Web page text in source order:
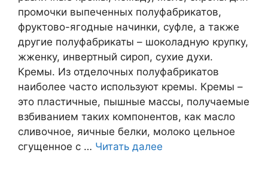
промочки выпеченных полуфабрикатов,
фруктово-ягодные начинки, суфле, а также
другие полуфабрикаты – шоколадную крупку,
жженку, инвертный сироп, сухие духи.
Кремы. Из отделочных полуфабрикатов
наиболее часто используют кремы. Кремы –
это пластичные, пышные массы, получаемые
взбиванием таких компонентов, как масло
сливочное, яичные белки, молоко цельное
сгущенное с … Читать далее